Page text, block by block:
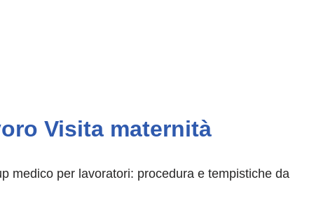
Visita maternità
medico per lavoratori: procedura e tempistiche da